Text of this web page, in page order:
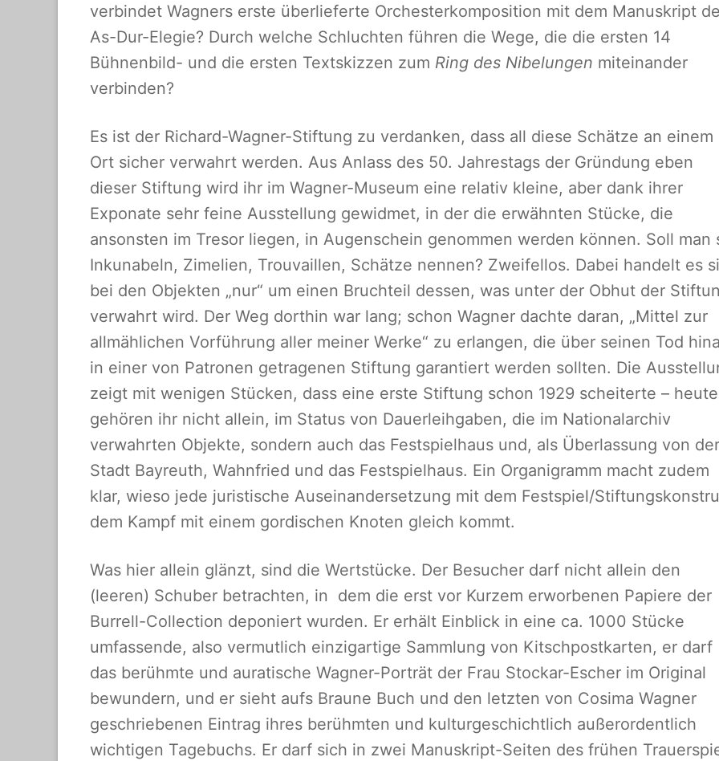
verbindet Wagners erste überlieferte Orchesterkomposition mit dem Manuskript
As-Dur-Elegie? Durch welche Schluchten führen die Wege, die die ersten 14
Bühnenbild- und die ersten Textskizzen zum Ring des Nibelungen miteinander
verbinden?
Es ist der Richard-Wagner-Stiftung zu verdanken, dass all diese Schätze an einem
Ort sicher verwahrt werden. Aus Anlass des 50. Jahrestags der Gründung eben
dieser Stiftung wird ihr im Wagner-Museum eine relativ kleine, aber dank ihrer
Exponate sehr feine Ausstellung gewidmet, in der die erwähnten Stücke, die
ansonsten im Tresor liegen, in Augenschein genommen werden können. Soll man
Inkunabeln, Zimelien, Trouvaillen, Schätze nennen? Zweifellos. Dabei handelt es
bei den Objekten „nur“ um einen Bruchteil dessen, was unter der Obhut der
verwahrt wird. Der Weg dorthin war lang; schon Wagner dachte daran, „Mittel zur
allmählichen Vorführung aller meiner Werke“ zu erlangen, die über seinen Tod
in einer von Patronen getragenen Stiftung garantiert werden sollten. Die
zeigt mit wenigen Stücken, dass eine erste Stiftung schon 1929 scheiterte – heute
gehören ihr nicht allein, im Status von Dauerleihgaben, die im Nationalarchiv
verwahrten Objekte, sondern auch das Festspielhaus und, als Überlassung von der
Stadt Bayreuth, Wahnfried und das Festspielhaus. Ein Organigramm macht zudem
klar, wieso jede juristische Auseinandersetzung mit dem Festspiel/
dem Kampf mit einem gordischen Knoten gleich kommt.
Was hier allein glänzt, sind die Wertstücke. Der Besucher darf nicht allein den
(leeren) Schuber betrachten, in dem die erst vor Kurzem erworbenen Papiere der
Burrell-Collection deponiert wurden. Er erhält Einblick in eine ca. 1000 Stücke
umfassende, also vermutlich einzigartige Sammlung von Kitschpostkarten, er darf
das berühmte und auratische Wagner-Porträt der Frau Stockar-Escher im Original
bewundern, und er sieht aufs Braune Buch und den letzten von Cosima Wagner
geschriebenen Eintrag ihres berühmten und kulturgeschichtlich außerordentlich
wichtigen Tagebuchs. Er darf sich in zwei Manuskript-Seiten des frühen